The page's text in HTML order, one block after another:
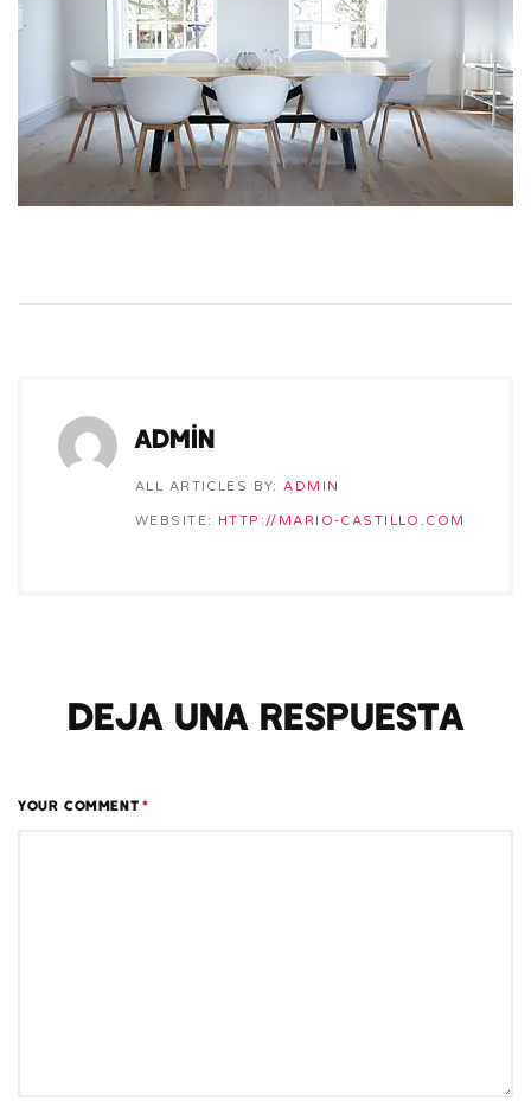
admin
ALL ARTICLES BY: ADMIN
WEBSITE: HTTP://MARIO-CASTILLO.COM
Deja una respuesta
YOUR COMMENT *